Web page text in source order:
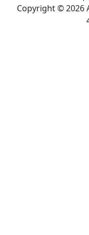
Copyright © 2026